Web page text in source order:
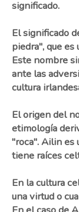
significado.
El significado
piedra", que
Este nombre
ante las
cultura
El origen del
etimología
"roca". Ailin es
tiene raíces
En la cultura
una virtud o